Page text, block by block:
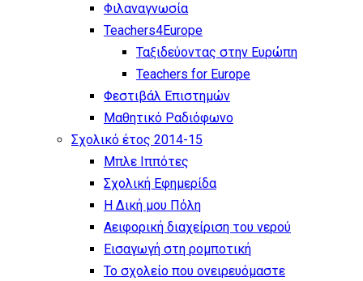
Φιλαναγνωσία
Teachers4Europe
Ταξιδεύοντας στην Ευρώπη
Teachers for Europe
Φεστιβάλ Επιστημών
Μαθητικό Ραδιόφωνο
Σχολικό έτος 2014-15
Μπλε Ιππότες
Σχολική Εφημερίδα
Η Δική μου Πόλη
Αειφορική διαχείριση του νερού
Εισαγωγή στη ρομποτική
Το σχολείο που ονειρευόμαστε